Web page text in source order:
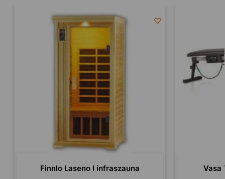
Finnlo Laseno I infraszauna Vasa